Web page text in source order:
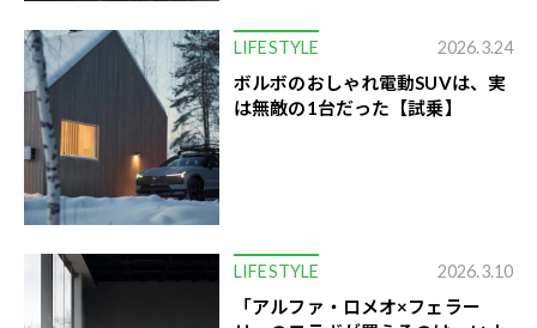
LIFESTYLE 2026.3.24
ボルボのおしゃれ電動SUVは、実
は無敵の1台だった【試乗】
LIFESTYLE 2026.3.10
「アルファ・ロメオ×フェラー